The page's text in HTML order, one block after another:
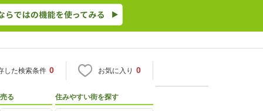
した検索条件 0 お気に入り 0
売る 住みやすい街を探す